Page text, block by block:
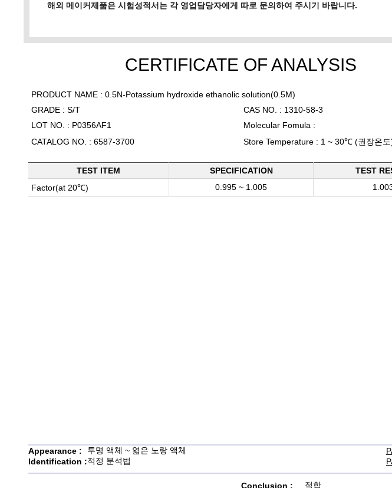
해외 메이커제품은 시험성적서는 각 영업담당자에게 따로 문의하여 주시기 바랍니다.
CERTIFICATE OF ANALYSIS
PRODUCT NAME : 0.5N-Potassium hydroxide ethanolic solution(0.5M)
GRADE : S/T
CAS NO. : 1310-58-3
LOT NO. : P0356AF1
Molecular Fomula :
CATALOG NO. : 6587-3700
Store Temperature : 1 ~ 30℃ (권장온도
TEST ITEM SPECIFICATION
TEST
Factor(at 20℃)
0.995 ~ 1.005
Appearance : 투명 액체 ~ 엷은 노랑 액체
Identification :적정 분석법
Conclusion : 적합